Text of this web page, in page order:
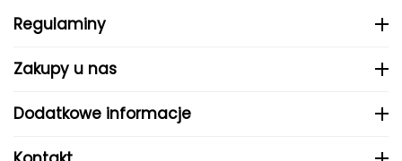
Regulaminy
Zakupy u nas
Dodatkowe informacje